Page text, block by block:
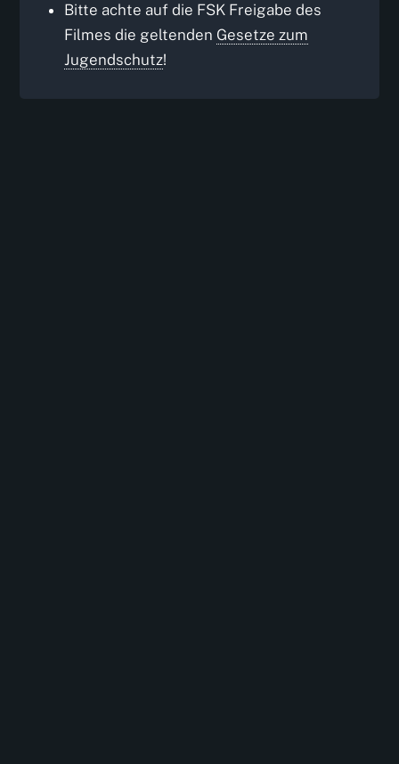
Bitte achte auf die FSK Freigabe des
Filmes die geltenden Gesetze zum
Jugendschutz!